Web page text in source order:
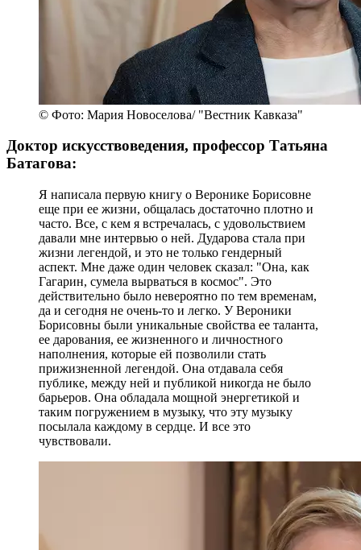
© Фото: Мария Новоселова/ "Вестник Кавказа"
Доктор искусствоведения, профессор Татьяна
Батагова:
Я написала первую книгу о Веронике Борисовне
еще при ее жизни, общалась достаточно плотно и
часто. Все, с кем я встречалась, с удовольствием
давали мне интервью о ней. Дударова стала при
жизни легендой, и это не только гендерный
аспект. Мне даже один человек сказал: "Она, как
Гагарин, сумела вырваться в космос". Это
действительно было невероятно по тем временам,
да и сегодня не очень-то и легко. У Вероники
Борисовны были уникальные свойства ее таланта,
ее дарования, ее жизненного и личностного
наполнения, которые ей позволили стать
прижизненной легендой. Она отдавала себя
публике, между ней и публикой никогда не было
барьеров. Она обладала мощной энергетикой и
таким погружением в музыку, что эту музыку
посылала каждому в сердце. И все это
чувствовали.